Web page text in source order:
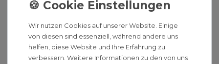
Energieverbrauch senkt.
LK 250 TapWaterUnit
Im Gegensatz zur LK 250 TapWaterUnit P verfügt
Wir nutzen Cookies auf unserer Website. Einige
von diesen sind essenziell, während andere uns
helfen, diese Website und Ihre Erfahrung zu
verbessern. Weitere Informationen zu den von uns